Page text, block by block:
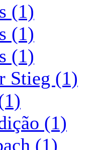
(1)
(1)
(1)
Stieg (1)
(1)
(1)